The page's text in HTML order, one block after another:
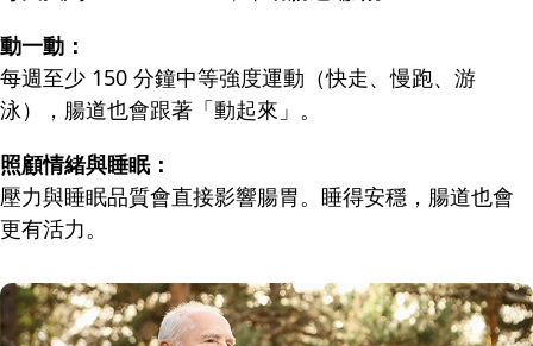
動一動：
每週至少 150 分鐘中等強度運動（快走、慢跑、游
泳），腸道也會跟著「動起來」。
照顧情緒與睡眠：
壓力與睡眠品質會直接影響腸胃。睡得安穩，腸道也會
更有活力。